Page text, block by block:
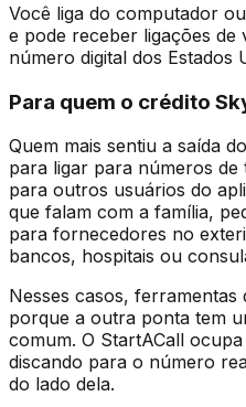
Você liga do computador
e pode receber ligações de
número digital dos Estados
Para quem o crédito
Quem mais sentiu a saída
para ligar para números
para outros usuários do
que falam com a família,
para fornecedores no
bancos, hospitais ou
Nesses casos, ferramentas
porque a outra ponta tem
comum. O StartACall
discando para o número
do lado dela.